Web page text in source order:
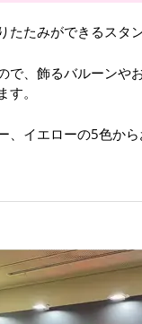
たみができるスタン
で、飾るバルーンや
。
イエローの5色から